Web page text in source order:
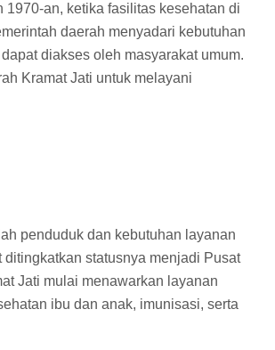
an, ketika fasilitas kesehatan di
daerah menyadari kebutuhan
diakses oleh masyarakat umum.
Kramat Jati untuk melayani
penduduk dan kebutuhan layanan
statusnya menjadi Pusat
Jati mulai menawarkan layanan
ibu dan anak, imunisasi, serta